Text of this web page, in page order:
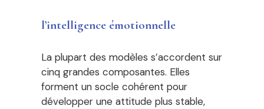
l’intelligence émotionnelle
La plupart des modèles s’accordent sur
cinq grandes composantes. Elles
forment un socle cohérent pour
développer une attitude plus stable,